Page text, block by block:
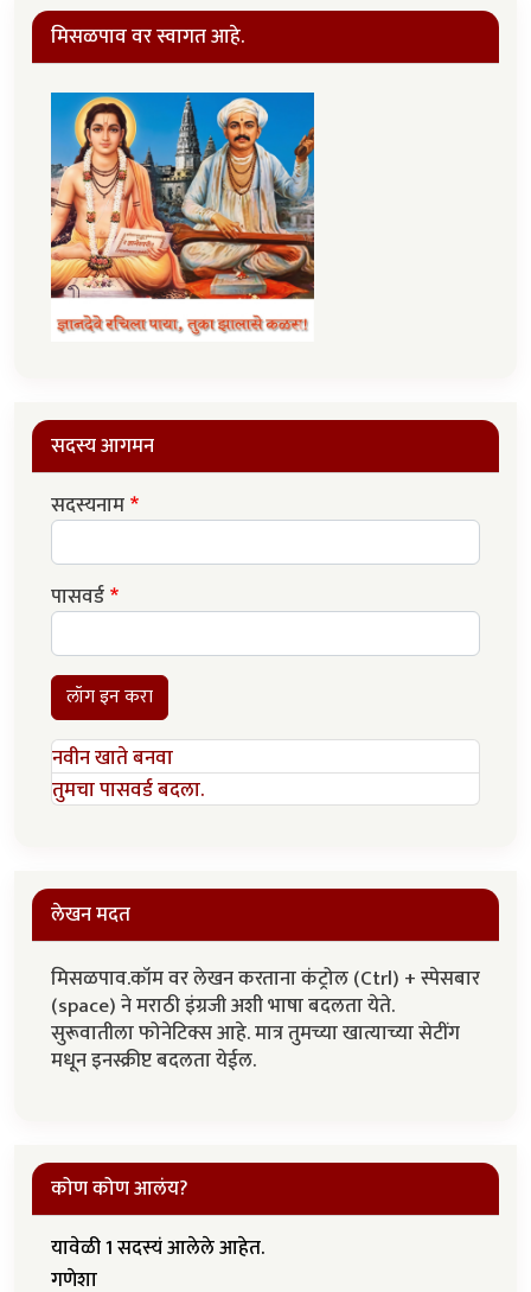
मिसळपाव वर स्वागत आहे.
सदस्य आगमन
सदस्यनाम
पासवर्ड
लॉग इन करा
नवीन खाते बनवा
तुमचा पासवर्ड बदला.
लेखन मदत
मिसळपाव.कॉम वर लेखन करताना कंट्रोल (Ctrl) + स्पेसबार
(space) ने मराठी इंग्रजी अशी भाषा बदलता येते.
सुरूवातीला फोनेटिक्स आहे. मात्र तुमच्या खात्याच्या सेटींग
मधून इनस्क्रीप्ट बदलता येईल.
कोण कोण आलंय?
यावेळी 1 सदस्यं आलेले आहेत.
गणेशा